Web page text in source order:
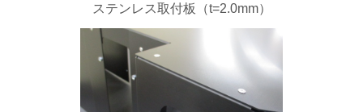
ステンレス取付板（t=2.0mm）